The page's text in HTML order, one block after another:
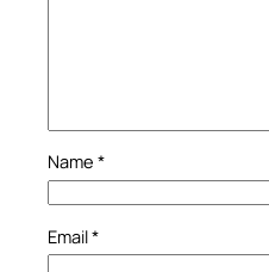
Name *
Email*